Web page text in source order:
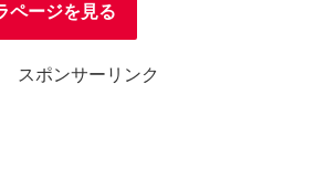
ページを見る
スポンサーリンク